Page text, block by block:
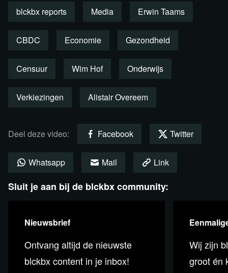
onvergetelijke dag!
Bekijk de foto's van de blckbx meet-
Klik op de foto hieronder om naar het fotoalbum te gaan.
Plaats een reactie
blckbx reports Media Erwin Taams
CBDC Economie Gezondheid
Censuur Wim Hof Onderwijs
Verkiezingen Alistair Overeem
Deel deze video: Facebook Twitter
Whatsapp Mail Link
Sluit je aan bij de blckbx community:
Nieuwsbrief
Ontvang altijd de nieuwste
blckbx content in je inbox!
Wij zijn
groot én